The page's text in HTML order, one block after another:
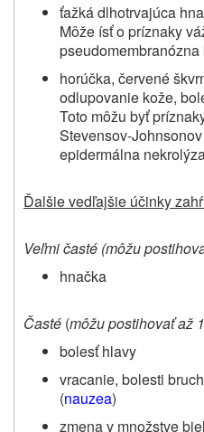
ťažká dlhotrvajúca
Môže ísť o príznaky
pseudomembranózna
horúčka, červené
odlupovanie kože,
Toto môžu byť
Stevensov-
epidermálna
Ďalšie vedľajšie účinky
Veľmi časté (môžu
hnačka
Časté (môžu postihovať až
bolesť hlavy
vracanie, bolesti
(nauzea)
zmena v množstve